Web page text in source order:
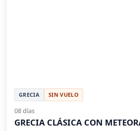
GRECIA SIN VUELO
08 días
GRECIA CLÁSICA CON